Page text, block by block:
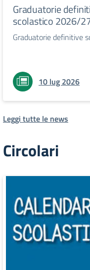
Graduatorie
scolastico 2026/
Graduatorie definitive
10 lug 2026
Leggi tutte le news
Circolari